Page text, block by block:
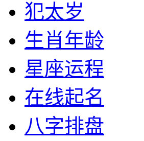
犯太岁
生肖年龄
星座运程
在线起名
八字排盘